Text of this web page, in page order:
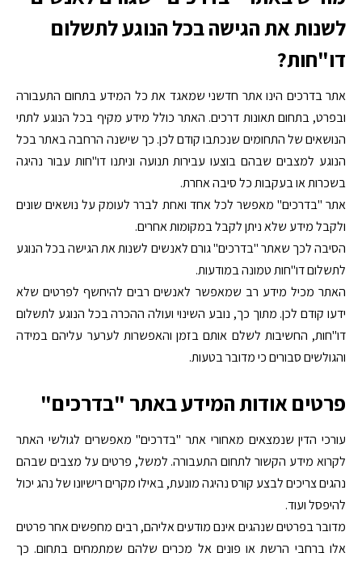
לשנות את הגישה בכל הנוגע לתשלום
דו"חות?
אתר בדרכים הינו אתר חדשני שמאגד את כל המידע בתחום התעבורה
ובפרט, בתחום תאונות דרכים. האתר כולל מידע מקיף בכל הנוגע לתתי
הנושאים של התחומים שנכתבו קודם לכן. כך שישנה הרחבה באתר בכל
הנוגע למצבים שבהם בוצעו עבירות תנועה וניתנו דו"חות עבור נהיגה
בשכרות או בעקבות כל סיבה אחרת.
אתר "בדרכים" מאפשר לכל אחד ואחת לברר לעומק על נושאים שונים
ולקבל מידע שלא ניתן לקבל במקומות אחרים.
הסיבה לכך שאתר "בדרכים" גורם לאנשים לשנות את הגישה בכל הנוגע
לתשלום דו"חות טמונה במודעות.
האתר מכיל מידע רב שמאפשר לאנשים רבים להיחשף לפרטים שלא
ידעו קודם לכן. מתוך כך, נובע השינוי ועולה ההכרה בכל הנוגע לתשלום
דו"חות, החשיבות לשלם אותם בזמן והאפשרות לערער עליהם במידה
והגולשים סבורים כי מדובר בטעות.
פרטים אודות המידע באתר "בדרכים"
עורכי הדין שנמצאים מאחורי אתר "בדרכים" מאפשרים לגולשי האתר
לקרוא מידע הקשור לתחום התעבורה. למשל, פרטים על מצבים שבהם
נהגים צריכים לבצע קורס נהיגה מונעת, באילו מקרים רישיונו של נהג יכול
להיפסל ועוד.
מדובר בפרטים שנהגים אינם מודעים אליהם, רבים מחפשים אחר פרטים
אלו ברחבי הרשת או פונים אל מכרים שלהם שמתמחים בתחום. כך